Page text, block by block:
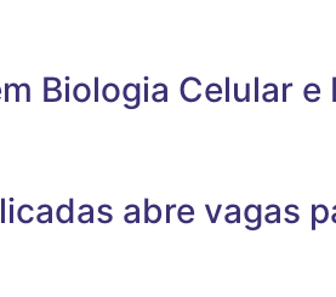
Biologia Celular
abre vagas